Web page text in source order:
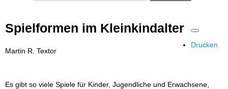
Drucken
Spielformen im Kleinkindalter
Martin R. Textor
Es gibt so viele Spiele für Kinder, Jugendliche und Erwachsene,